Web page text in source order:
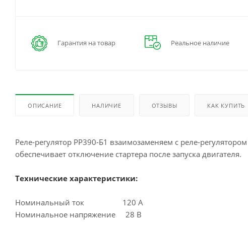
Гарантия на товар Реальное наличие
ОПИСАНИЕ НАЛИЧИЕ ОТЗЫВЫ КАК КУПИТЬ
Реле-регулятор РР390-Б1 взаимозаменяем с реле-
обеспечивает отключение стартера после запуска двигателя.
Технические характеристики:
Номинальный ток 120 А
Номинальное напряжение 28 В